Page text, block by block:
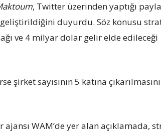
, Twitter üzerinden yaptığı
duyurdu. Söz konusu
ve 4 milyar dolar gelir elde edileceği
sayısının 5 katına
WAM’de yer alan açıklamada,